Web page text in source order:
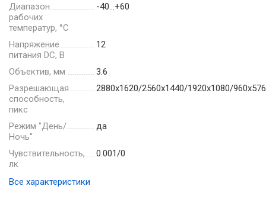
Диапазон
рабочих
температур, °С
-40…+60
Напряжение
питания DC, В
12
Объектив, мм
3.6
Разрешающая
способность,
пикс
2880х1620/2560х1440/1920х1080/960х576
Режим "День/
Ночь"
да
Чувствительность,
лк
0.001/0
Все характеристики